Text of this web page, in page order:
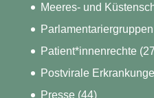
Meeres- und
Parlamentariergruppen
Patient*innenrechte
Postvirale
Presse(44)